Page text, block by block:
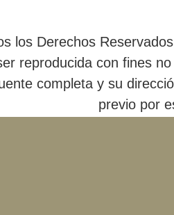
los Derechos
reproducida con fines
completa y su
previo por